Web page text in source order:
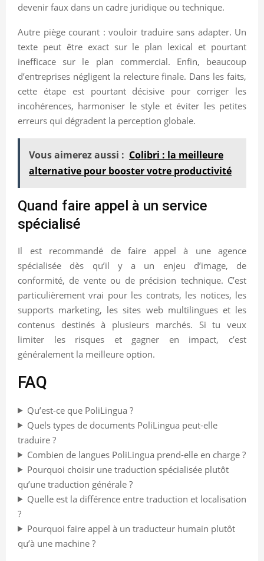
devenir faux dans un cadre juridique ou technique.
Autre piège courant : vouloir traduire sans adapter. Un
texte peut être exact sur le plan lexical et pourtant
inefficace sur le plan commercial. Enfin, beaucoup
d’entreprises négligent la relecture finale. Dans les faits,
cette étape est pourtant décisive pour corriger les
incohérences, harmoniser le style et éviter les petites
erreurs qui dégradent la perception globale.
Vous aimerez aussi : Colibri : la meilleure
alternative pour booster votre productivité
Quand faire appel à un service
spécialisé
Il est recommandé de faire appel à une agence
spécialisée dès qu’il y a un enjeu d’image, de
conformité, de vente ou de précision technique. C’est
particulièrement vrai pour les contrats, les notices, les
supports marketing, les sites web multilingues et les
contenus destinés à plusieurs marchés. Si tu veux
limiter les risques et gagner en impact, c’est
généralement la meilleure option.
FAQ
Qu’est-ce que PoliLingua ?
Quels types de documents PoliLingua peut-elle
traduire ?
Combien de langues PoliLingua prend-elle en charge ?
Pourquoi choisir une traduction spécialisée plutôt
qu’une traduction générale ?
Quelle est la différence entre traduction et localisation
?
Pourquoi faire appel à un traducteur humain plutôt
qu’à une machine ?